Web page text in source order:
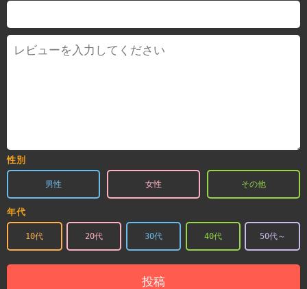
性別
男性 女性 その他
年代
10代 20代 30代 40代 50代～
投稿